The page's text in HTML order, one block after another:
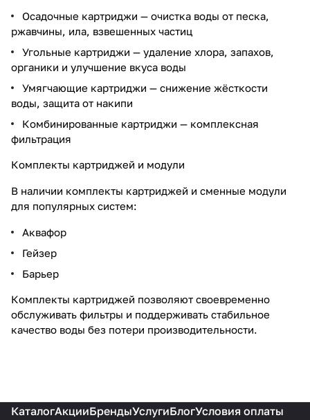
Осадочные картриджи — очистка воды от песка,
ржавчины, ила, взвешенных частиц
Угольные картриджи — удаление хлора, запахов,
органики и улучшение вкуса воды
Умягчающие картриджи — снижение жёсткости
воды, защита от накипи
Комбинированные картриджи — комплексная
фильтрация
Комплекты картриджей и модули
В наличии комплекты картриджей и сменные модули
для популярных систем:
Аквафор
Гейзер
Барьер
Комплекты картриджей позволяют своевременно
обслуживать фильтры и поддерживать стабильное
качество воды без потери производительности.
КаталогАкцииБрендыУслугиБлогУсловия оплаты